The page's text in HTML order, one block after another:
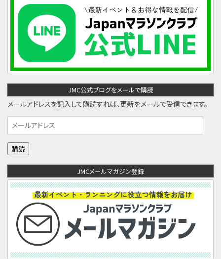
JMC公式ブログをメールで購読
メールアドレスを記入して購読すれば、更新をメールで受信できます。
メ
ー
ル
レ
JMCメールマガジン登録